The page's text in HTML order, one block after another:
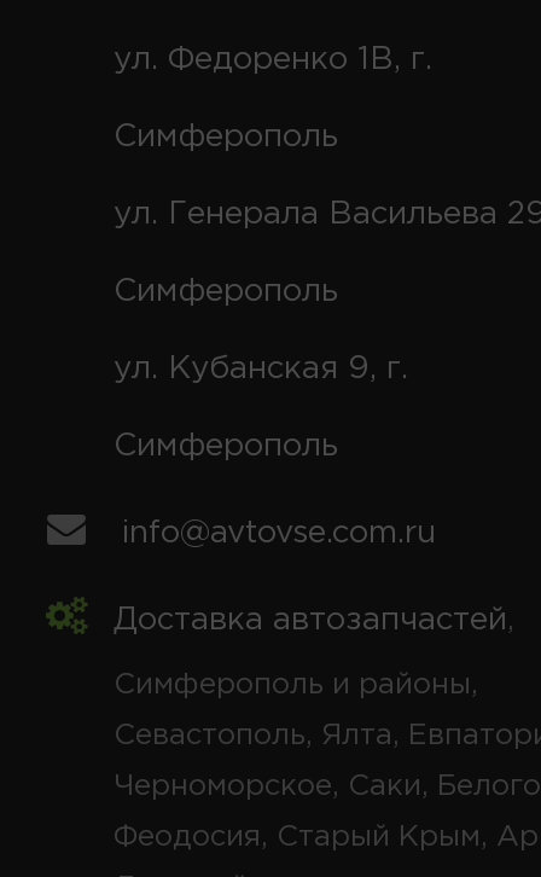
ул. Федоренко 1В, г.
Симферополь
ул. Генерала Васильева
Симферополь
ул. Кубанская 9, г.
Симферополь
info@avtovse.com.ru
Доставка автозапчастей,
Симферополь и районы,
Севастополь, Ялта,
Черноморское, Саки,
Феодосия, Старый Крым,